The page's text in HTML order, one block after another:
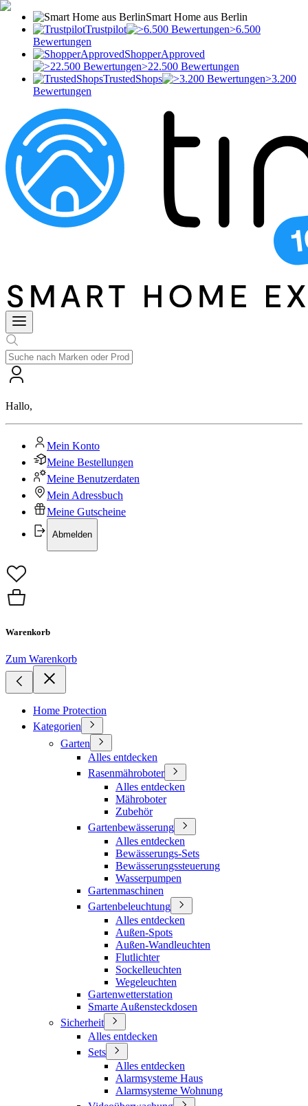
Smart Home aus Berlin
Trustpilot
>6.500
Bewertungen
ShopperApproved
>22.500 Bewertungen
TrustedShops
>3.200
Bewertungen
Hallo,
Mein Konto
Meine Bestellungen
Meine Benutzerdaten
Mein Adressbuch
Meine Gutscheine
Abmelden
Warenkorb
Zum Warenkorb
Home Protection
Kategorien
Garten
Alles entdecken
Rasenmähroboter
Alles entdecken
Mähroboter
Zubehör
Gartenbewässerung
Alles entdecken
Bewässerungs-Sets
Bewässerungssteuerung
Wasserpumpen
Gartenmaschinen
Gartenbeleuchtung
Alles entdecken
Außen-Spots
Außen-Wandleuchten
Flutlichter
Sockelleuchten
Wegeleuchten
Gartenwetterstation
Smarte Außensteckdosen
Sicherheit
Alles entdecken
Sets
Alles entdecken
Alarmsysteme Haus
Alarmsysteme Wohnung